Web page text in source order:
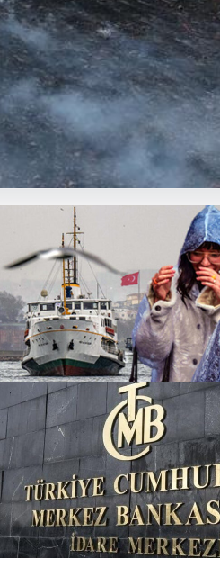
arasında yer…
Bugün ve yarına kritik uyarı!
yola çıktı. Yıldırım, hortum,
geliyor
24.07.2026 12:15